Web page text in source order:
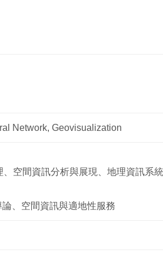
Network, Geovisualization
空間資訊分析與展現、地理資訊系
、空間資訊與適地性服務